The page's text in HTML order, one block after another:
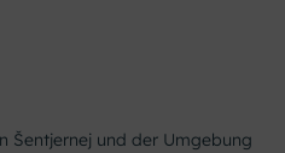
Šentjernej und der Umgebung